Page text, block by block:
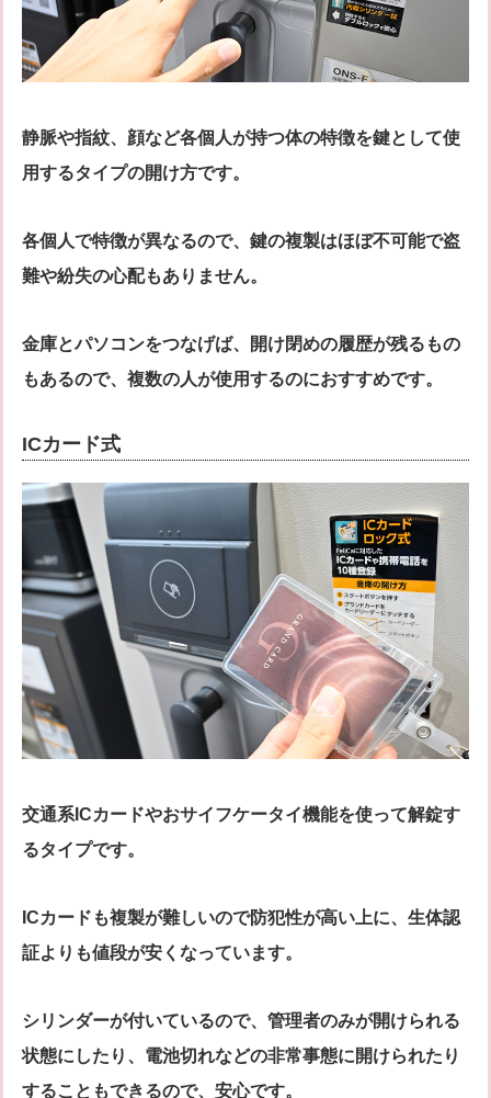
静脈や指紋、顔など各個人が持つ体の特徴を鍵として使
用するタイプの開け方です。
各個人で特徴が異なるので、鍵の複製はほぼ不可能で盗
難や紛失の心配もありません。
金庫とパソコンをつなげば、開け閉めの履歴が残るもの
もあるので、複数の人が使用するのにおすすめです。
ICカード式
交通系ICカードやおサイフケータイ機能を使って解錠す
るタイプです。
ICカードも複製が難しいので防犯性が高い上に、生体認
証よりも値段が安くなっています。
シリンダーが付いているので、管理者のみが開けられる
状態にしたり、電池切れなどの非常事態に開けられたり
することもできるので、安心です。